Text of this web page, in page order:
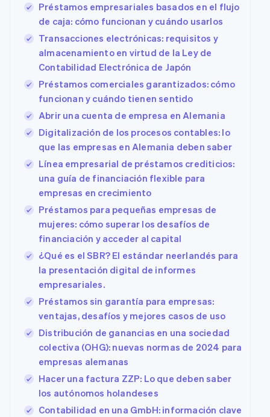
Préstamos empresariales basados en el flujo
de caja: cómo funcionan y cuándo usarlos
Transacciones electrónicas: requisitos y
almacenamiento en virtud de la Ley de
Contabilidad Electrónica de Japón
Préstamos comerciales garantizados: cómo
funcionan y cuándo tienen sentido
Abrir una cuenta de empresa en Alemania
Digitalización de los procesos contables: lo
que las empresas en Alemania deben saber
Línea empresarial de préstamos crediticios:
una guía de financiación flexible para
empresas en crecimiento
Préstamos para pequeñas empresas de
mujeres: cómo superar los desafíos de
financiación y acceder al capital
¿Qué es el SBR? El estándar neerlandés para
la presentación digital de informes
empresariales.
Préstamos sin garantía para empresas:
ventajas, desafíos y mejores casos de uso
Distribución de ganancias en una sociedad
colectiva (OHG): nuevas normas de 2024 para
empresas alemanas
Hacer una factura ZZP: Lo que deben saber
los autónomos holandeses
Contabilidad en una GmbH: información clave